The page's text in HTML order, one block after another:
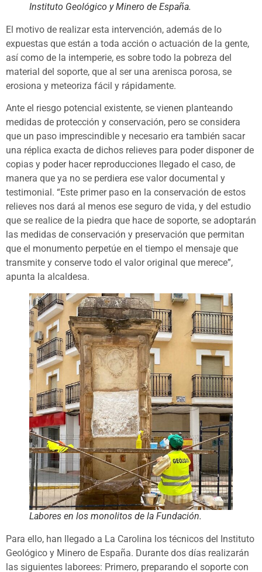
Instituto Geológico y Minero de España.
El motivo de realizar esta intervención, además de lo
expuestas que están a toda acción o actuación de la gente,
así como de la intemperie, es sobre todo la pobreza del
material del soporte, que al ser una arenisca porosa, se
erosiona y meteoriza fácil y rápidamente.
Ante el riesgo potencial existente, se vienen planteando
medidas de protección y conservación, pero se considera
que un paso imprescindible y necesario era también sacar
una réplica exacta de dichos relieves para poder disponer de
copias y poder hacer reproducciones llegado el caso, de
manera que ya no se perdiera ese valor documental y
testimonial. “Este primer paso en la conservación de estos
relieves nos dará al menos ese seguro de vida, y del estudio
que se realice de la piedra que hace de soporte, se adoptarán
las medidas de conservación y preservación que permitan
que el monumento perpetúe en el tiempo el mensaje que
transmite y conserve todo el valor original que merece”,
apunta la alcaldesa.
Labores en los monolitos de la Fundación.
Para ello, han llegado a La Carolina los técnicos del Instituto
Geológico y Minero de España. Durante dos días realizarán
las siguientes laborees: Primero, preparando el soporte con